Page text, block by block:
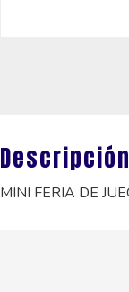
MINI FERIA DE